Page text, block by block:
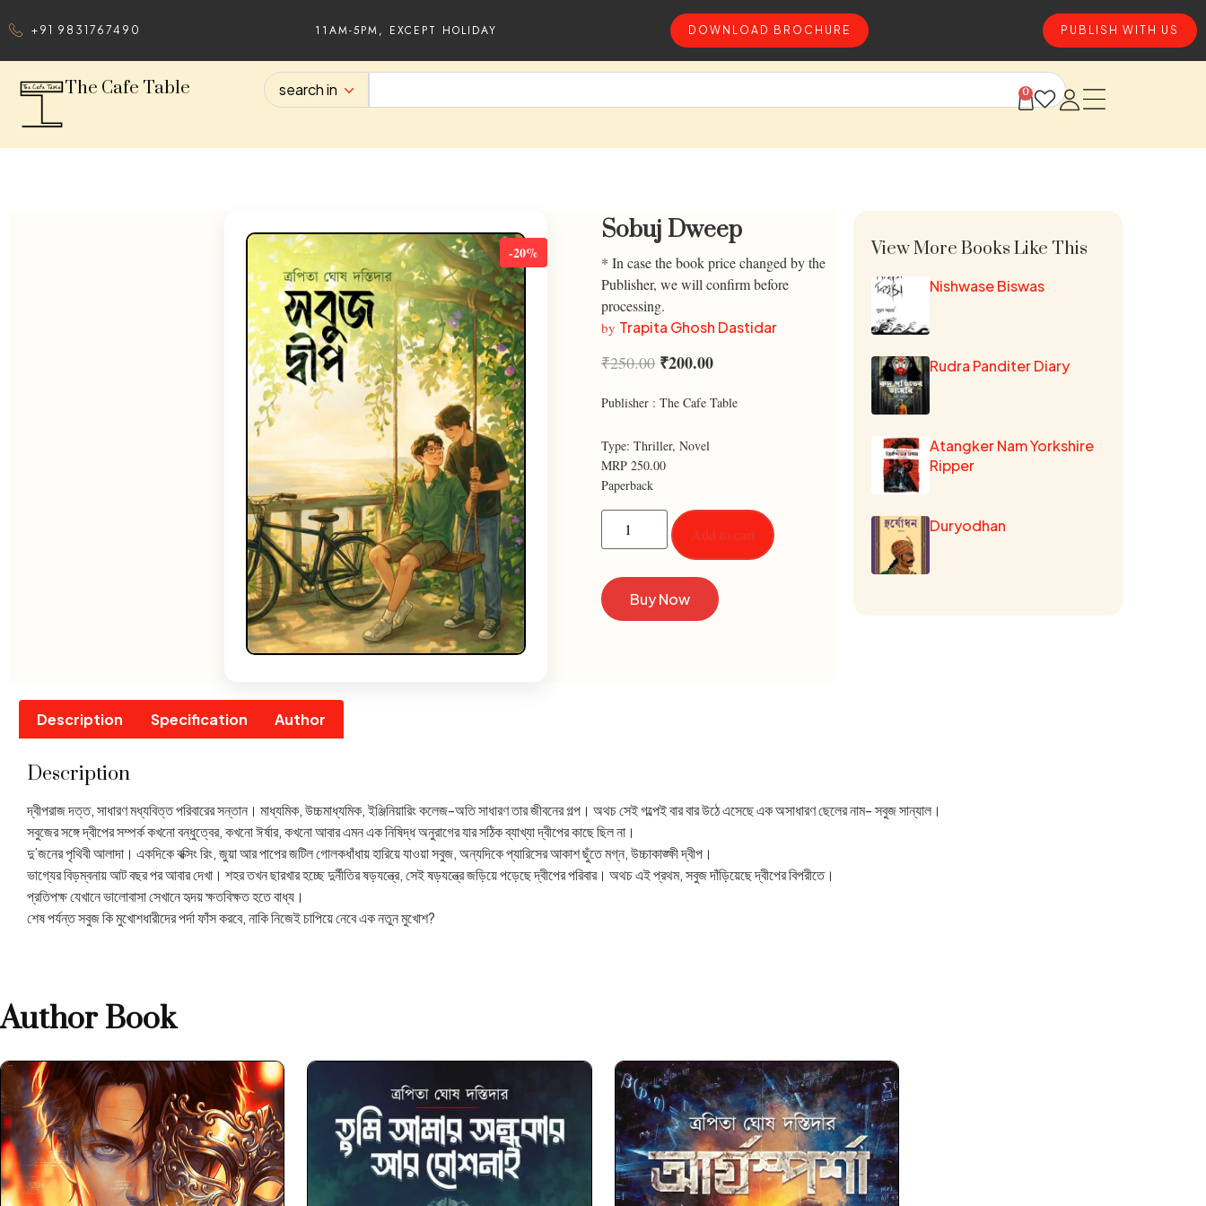
+91 9831767490 11AM-5PM, EXCEPT HOLIDAY DOWNLOAD BROCHURE PUBLISH WITH US
The Cafe Table search in 0
-20%
Sobuj Dweep
* In case the book price changed by the
Publisher, we will confirm before
processing.
by Trapita Ghosh Dastidar
₹250.00 ₹200.00
Publisher : The Cafe Table
Type: Thriller, Novel
MRP 250.00
Paperback
Add to cart
Buy Now
View More Books Like This
Nishwase Biswas
Rudra Panditer Diary
Atangker Nam Yorkshire
Ripper
Duryodhan
Description Specification Author
Description
দ্বীপরাজ দত্ত, সাধারণ মধ্যবিত্ত পরিবারের সন্তান। মাধ্যমিক, উচ্চমাধ্যমিক, ইঞ্জিনিয়ারিং কলেজ-অতি সাধারণ তার জীবনের গল্প। অথচ সেই গল্পেই বার বার উঠে এসেছে এক অসাধারণ ছেলের নাম- সবুজ সান্যাল।
সবুজের সঙ্গে দ্বীপের সম্পর্ক কখনো বন্ধুত্বের, কখনো ঈর্ষার, কখনো আবার এমন এক নিষিদ্ধ অনুরাগের যার সঠিক ব্যাখ্যা দ্বীপের কাছে ছিল না।
দু’জনের পৃথিবী আলাদা। একদিকে বক্সিং রিং, জুয়া আর পাপের জটিল গোলকধাঁধায় হারিয়ে যাওয়া সবুজ, অন্যদিকে প্যারিসের আকাশ ছুঁতে মগ্ন, উচ্চাকাঙ্ক্ষী দ্বীপ।
ভাগ্যের বিড়ম্বনায় আট বছর পর আবার দেখা। শহর তখন ছারখার হচ্ছে দুর্নীতির ষড়যন্ত্রে, সেই ষড়যন্ত্রে জড়িয়ে পড়েছে দ্বীপের পরিবার। অথচ এই প্রথম, সবুজ দাঁড়িয়েছে দ্বীপের বিপরীতে।
প্রতিপক্ষ যেখানে ভালোবাসা সেখানে হৃদয় ক্ষতবিক্ষত হতে বাধ্য।
শেষ পর্যন্ত সবুজ কি মুখোশধারীদের পর্দা ফাঁস করবে, নাকি নিজেই চাপিয়ে নেবে এক নতুন মুখোশ?
Author Book